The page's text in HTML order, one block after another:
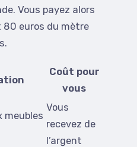
Vous payez alors
80 euros du mètre
Coût pour
vous
meubles
Vous
recevez de
l’argent